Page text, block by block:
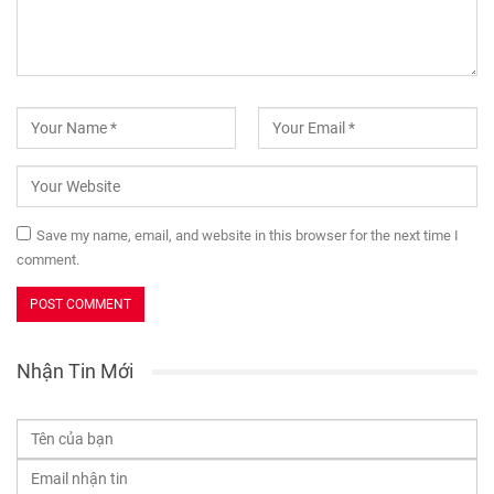
Save my name, email, and website in this browser for the next time I
comment.
Nhận Tin Mới